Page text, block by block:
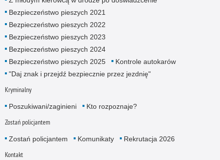
Bezpieczeństwo pieszych 2021
Bezpieczeństwo pieszych 2022
Bezpieczeństwo pieszych 2023
Bezpieczeństwo pieszych 2024
Bezpieczeństwo pieszych 2025
Kontrole autokarów
"Daj znak i przejdź bezpiecznie przez jezdnię"
Kryminalny
Poszukiwani/zaginieni Kto rozpoznaje?
Zostań policjantem
Zostań policjantem Komunikaty Rekrutacja 2026
Kontakt